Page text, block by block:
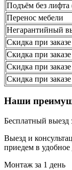
Подъём без лифта
Перенос мебели
Негарантийный
Скидка при
Скидка при
Скидка при
Скидка при
Наши
Бесплатный выезд
Выезд и
приедем в удобное
Монтаж за 1 день